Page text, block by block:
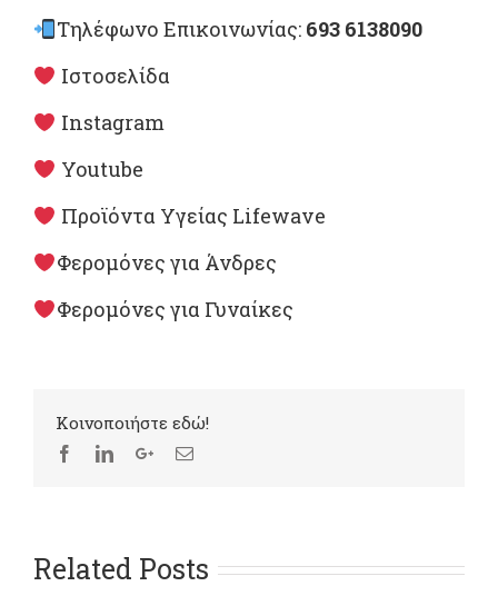
Τηλέφωνο Επικοινωνίας: 693 6138090
Ιστοσελίδα
Instagram
Youtube
Προϊόντα Υγείας Lifewave
Φερομόνες για Άνδρες
Φερομόνες για Γυναίκες
Kοινοποιήστε εδώ!
Related Posts